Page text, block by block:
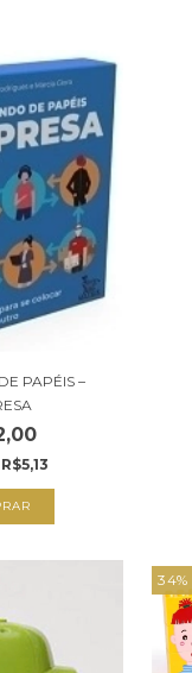
PAPÉIS –
R$5,13
34%